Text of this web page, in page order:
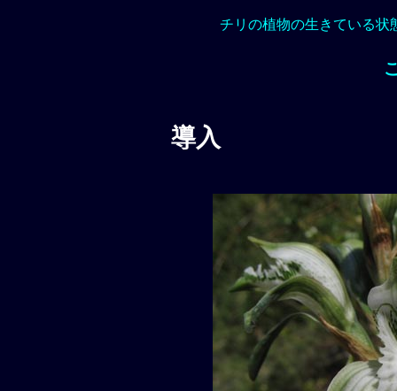
チリの植物の生きている状
導入